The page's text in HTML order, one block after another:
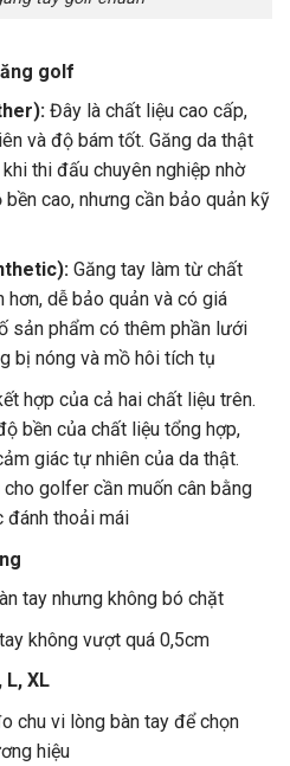
golf
Đây là chất liệu cao cấp,
và độ bám tốt. Găng da thật
thi đấu chuyên nghiệp nhờ
cao, nhưng cần bảo quản kỹ
Găng tay làm từ chất
hơn, dễ bảo quản và có giá
sản phẩm có thêm phần lưới
bị nóng và mồ hôi tích tụ
hợp của cả hai chất liệu trên.
bền của chất liệu tổng hợp,
giác tự nhiên của da thật.
golfer cần muốn cân bằng
đánh thoải mái
tay nhưng không bó chặt
không vượt quá 0,5cm
L, XL
chu vi lòng bàn tay để chọn
hiệu